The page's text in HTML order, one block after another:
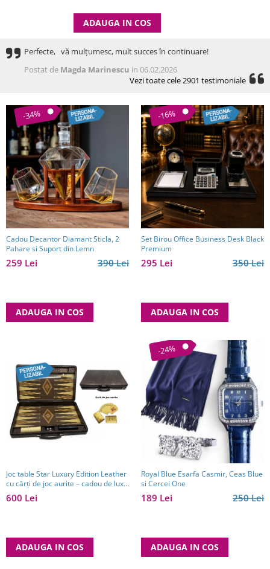
ADAUGA IN COS
Perfecte, vă mulțumesc, mult succes în continuare!
Postat de Magda Marinescu in 06.02.2026
Vezi toate cele 2901 testimoniale
-34%
Cadou Decantor Diamant Sticla, 2
Pahare si Suport din Lemn
390 Lei
259 Lei
ADAUGA IN COS
-16%
Set Birou Office Business Desk Black
Premium
350 Lei
295 Lei
ADAUGA IN COS
Joc table Star Luxury Edition Leather
cu cărți de joc aurite – cadou de lux
pentru bărbați
600 Lei
ADAUGA IN COS
-24%
Royal Blue Esarfa Casmir, Ceas Blue
si Cercei One
250 Lei
189 Lei
ADAUGA IN COS